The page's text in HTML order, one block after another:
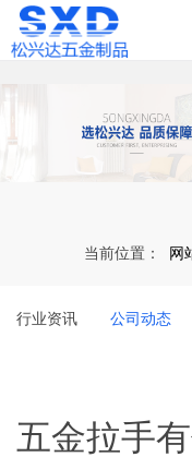
当前位置： 网
行业资讯 公司动态
五金拉手